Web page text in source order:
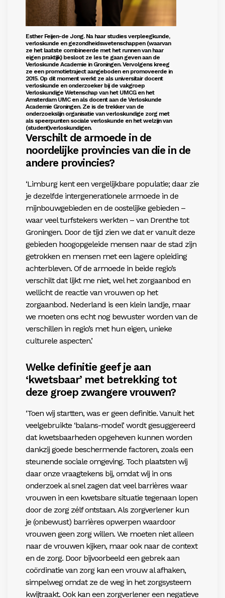
Esther Feijen-de Jong. Na haar studies verpleegkunde,
verloskunde en gezondheidswetenschappen (waarvan
ze het laatste combineerde met het runnen van haar
eigen praktijk) besloot ze les te gaan geven aan de
Verloskunde Academie in Groningen. Vervolgens kreeg
ze een promotietraject aangeboden en promoveerde in
2015. Op dit moment werkt ze als universitair docent
verloskunde en onderzoeker bij de vakgroep
Verloskundige Wetenschap van het UMCG en het
Amsterdam UMC en als docent aan de Verloskunde
Academie Groningen. Ze is de trekker van de
onderzoekslijn organisatie van verloskundige zorg met
als speerpunten sociale verloskunde en het welzijn van
(student)verloskundigen.
Verschilt de armoede in de
noordelijke provincies van die in de
andere provincies?
‘Limburg kent een vergelijkbare populatie; daar zie
je dezelfde intergenerationele armoede in de
mijnbouwgebieden en de oostelijke gebieden –
waar veel turfstekers werkten – van Drenthe tot
Groningen. Door de tijd zien we dat er vanuit deze
gebieden hoogopgeleide mensen naar de stad zijn
getrokken en mensen met een lagere opleiding
achterbleven. Of de armoede in beide regio’s
verschilt dat lijkt me niet, wel het zorgaanbod en
wellicht de reactie van vrouwen op het
zorgaanbod. Nederland is een klein landje, maar
we moeten ons echt nog bewuster worden van de
verschillen in regio’s met hun eigen, unieke
culturele aspecten.’
Welke definitie geef je aan
‘kwetsbaar’ met betrekking tot
deze groep zwangere vrouwen?
‘Toen wij startten, was er geen definitie. Vanuit het
veel­gebruikte ‘balans-model’ wordt gesuggereerd
dat kwetsbaarheden opgeheven kunnen worden
dankzij goede beschermende factoren, zoals een
steunende sociale omgeving. Toch plaatsten wij
daar onze vraagtekens bij, omdat wij in ons
onderzoek al snel zagen dat veel barrières waar
vrouwen in een kwetsbare situatie tegenaan lopen
door de zorg zélf ontstaan. Als zorgverlener kun
je ­(onbewust) barrières opwerpen waardoor
vrouwen geen zorg willen. We moeten niet alleen
naar de vrouwen kijken, maar ook naar de context
en de zorg. Door bijvoorbeeld een gebrek aan
coördinatie van zorg kan een vrouw al afhaken,
simpelweg omdat ze de weg in het zorgsysteem
kwijtraakt. Ook kan een zorgverlener een negatieve